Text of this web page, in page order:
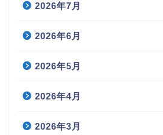
2026年7月
2026年6月
2026年5月
2026年4月
2026年3月